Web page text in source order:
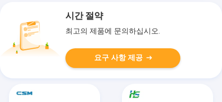
시간 절약
최고의 제품에 문의하십시오.
요구 사항 제공